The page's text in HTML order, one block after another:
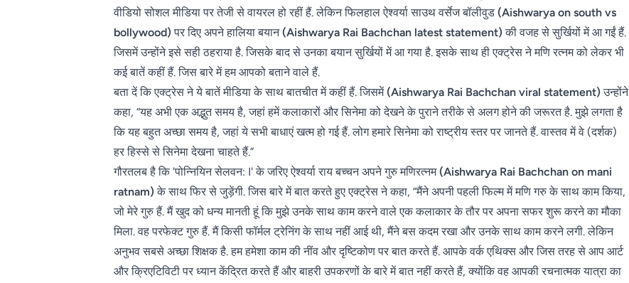
वीडियो सोशल मीडिया पर तेजी से वायरल हो रहीं हैं. लेकिन फिलहाल ऐश्वर्या साउथ वर्सेज बॉलीवुड (Aishwarya on south vs
bollywood)पर दिए अपने हालिया बयान(Aishwarya Rai Bachchan latest statement) की वजह से सुर्खियों में आ गईं हैं.
जिसमें उन्होंने इसे सही ठहराया है. जिसके बाद से उनका बयान सुर्खियों में आ गया है. इसके साथ ही एक्ट्रेस ने मणि रत्नम को लेकर भी
कई बातें कहीं हैं. जिस बारे में हम आपको बताने वाले हैं.
बता दें कि एक्ट्रेस ने ये बातें मीडिया के साथ बातचीत में कहीं हैं. जिसमें(Aishwarya Rai Bachchan viral statement) उन्होंने
कहा, “यह अभी एक अद्भुत समय है, जहां हमें कलाकारों और सिनेमा को देखने के पुराने तरीके से अलग होने की जरूरत है. मुझे लगता है
कि यह बहुत अच्छा समय है, जहां ये सभी बाधाएं खत्म हो गई हैं. लोग हमारे सिनेमा को राष्ट्रीय स्तर पर जानते हैं. वास्तव में वे (दर्शक)
हर हिस्से से सिनेमा देखना चाहते हैं.”
गौरतलब है कि 'पोन्नियिन सेलवन: I' के जरिए ऐश्वर्या राय बच्चन अपने गुरु ​​​​मणिरत्नम(Aishwarya Rai Bachchan on mani
ratnam)के साथ फिर से जुड़ेंगी. जिस बारे में बात करते हुए एक्ट्रेस ने कहा, “मैंने अपनी पहली फिल्म में मणि गरु के साथ काम किया,
जो मेरे गुरु हैं. मैं खुद को धन्य मानती हूं कि मुझे उनके साथ काम करने वाले एक कलाकार के तौर पर अपना सफर शुरू करने का मौका
मिला. वह परफेक्ट गुरु हैं. मैं किसी फॉर्मल ट्रेनिंग के साथ नहीं आई थी, मैंने बस कदम रखा और उनके साथ काम करने लगी. लेकिन
अनुभव सबसे अच्छा शिक्षक है. हम हमेशा काम की नींव और दृष्टिकोण पर बात करते हैं. आपके वर्क एथिक्स और जिस तरह से आप आर्ट
और क्रिएटिविटी पर ध्यान केंद्रित करते हैं और बाहरी उपकरणों के बारे में बात नहीं करते हैं, क्योंकि वह आपकी रचनात्मक यात्रा का